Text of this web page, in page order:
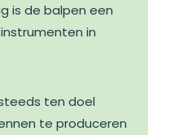
is de balpen een
in
ten doel
te produceren